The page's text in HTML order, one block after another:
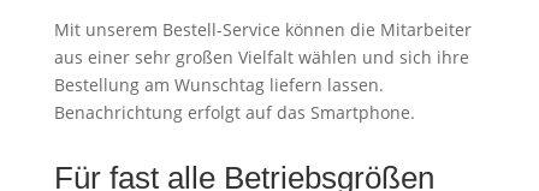
Mit unserem Bestell-Service können die Mitarbeiter
aus einer sehr großen Vielfalt wählen und sich ihre
Bestellung am Wunschtag liefern lassen.
Benachrichtung erfolgt auf das Smartphone.
Für fast alle Betriebsgrößen